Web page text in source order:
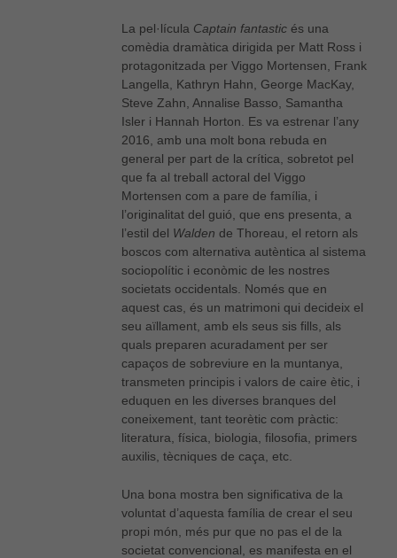
La pel·lícula Captain fantasticés una
comèdia dramàtica dirigida per Matt Ross i
protagonitzada per Viggo Mortensen, Frank
Langella, Kathryn Hahn, George MacKay,
Steve Zahn, Annalise Basso, Samantha
Isler i Hannah Horton. Es va estrenar l’any
2016, amb una molt bona rebuda en
general per part de la crítica, sobretot pel
que fa al treball actoral del Viggo
Mortensen com a pare de família, i
l’originalitat del guió, que ens presenta, a
l’estil del Walden de Thoreau, el retorn als
boscos com alternativa autèntica al sistema
sociopolític i econòmic de les nostres
societats occidentals. Només que en
aquest cas, és un matrimoni qui decideix el
seu aïllament, amb els seus sis fills, als
quals preparen acuradament per ser
capaços de sobreviure en la muntanya,
transmeten principis i valors de caire ètic, i
eduquen en les diverses branques del
coneixement, tant teorètic com pràctic:
literatura, física, biologia, filosofia, primers
auxilis, tècniques de caça, etc.
Una bona mostra ben significativa de la
voluntat d’aquesta família de crear el seu
propi món, més pur que no pas el de la
societat convencional, es manifesta en el